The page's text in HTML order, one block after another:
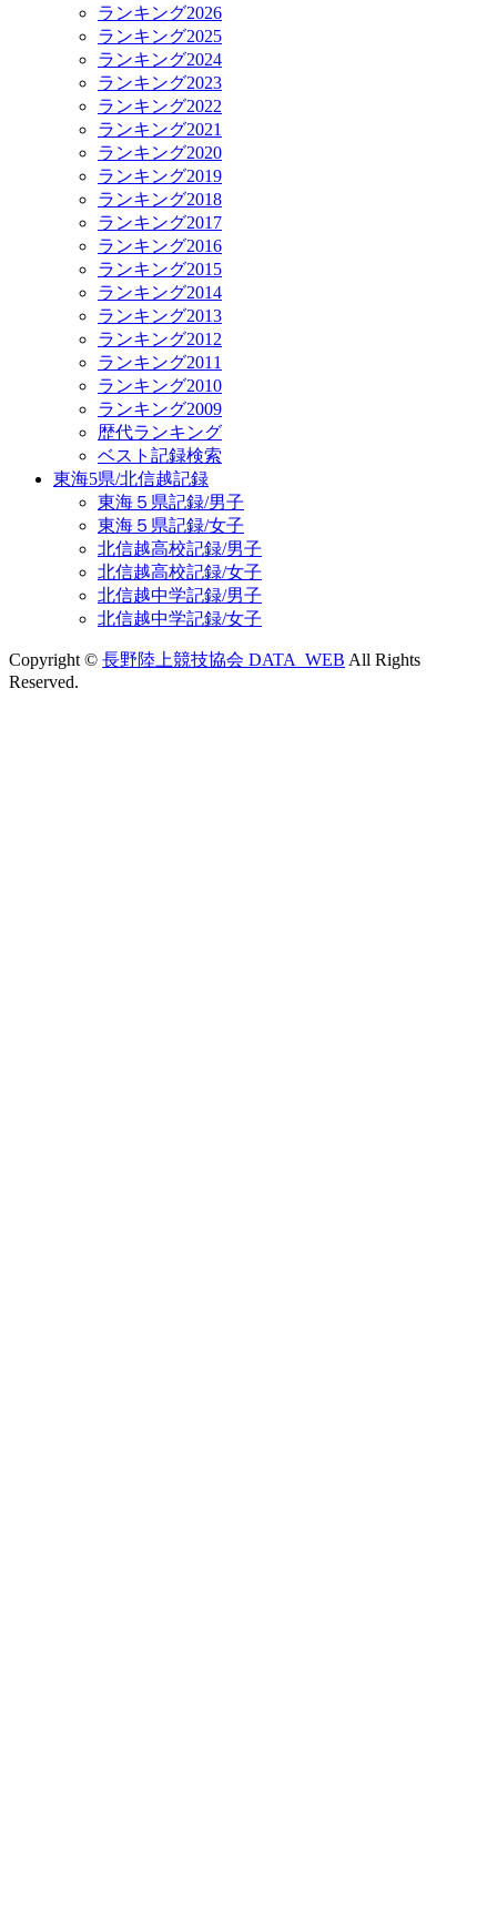
ランキング2026
ランキング2025
ランキング2024
ランキング2023
ランキング2022
ランキング2021
ランキング2020
ランキング2019
ランキング2018
ランキング2017
ランキング2016
ランキング2015
ランキング2014
ランキング2013
ランキング2012
ランキング2011
ランキング2010
ランキング2009
歴代ランキング
ベスト記録検索
東海5県/北信越記録
東海５県記録/男子
東海５県記録/女子
北信越高校記録/男子
北信越高校記録/女子
北信越中学記録/男子
北信越中学記録/女子
Copyright © 長野陸上競技協会 DATA_WEB All Rights
Reserved.